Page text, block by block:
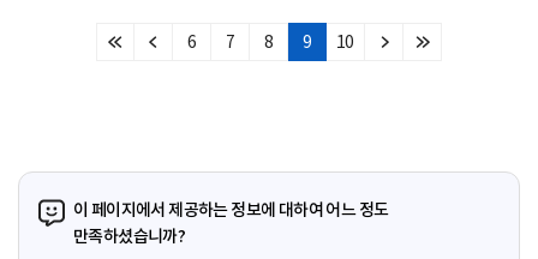
처
이
6 7 8 9 10
다
마
이 페이지에서 제공하는 정보에 대하여 어느 정도
만족하셨습니까?